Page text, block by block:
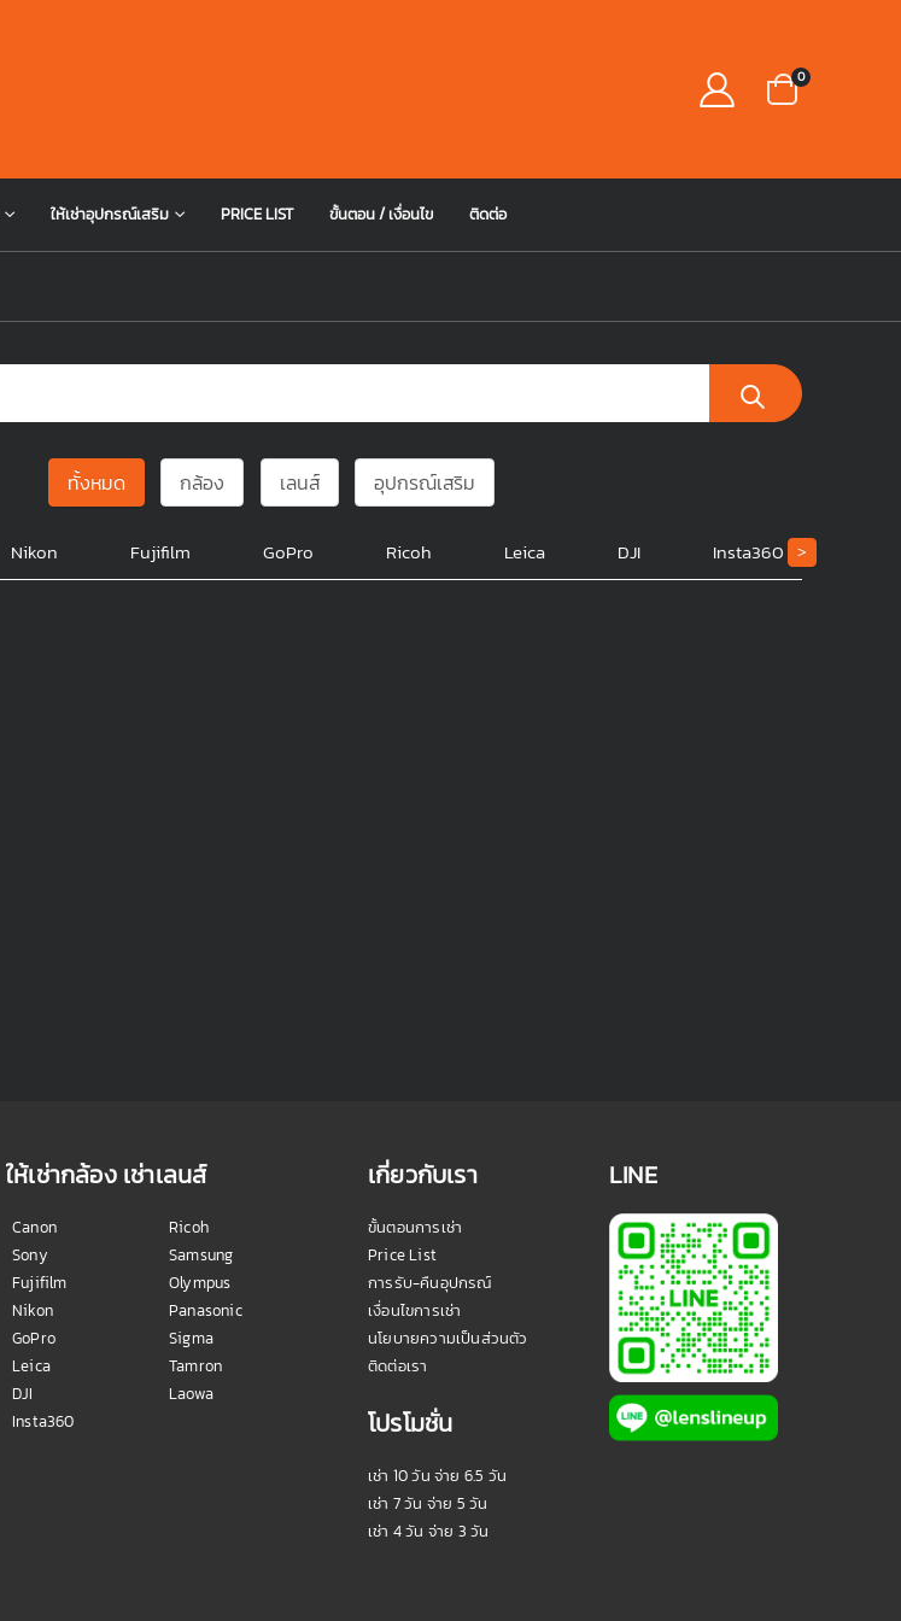
0
ให้เช่าอุปกรณ์เสริม PRICE LIST ขั้นตอน / เงื่อนไข ติดต่อ
ทั้งหมด กล้อง เลนส์ อุปกรณ์เสริม
>
Nikon Fujifilm GoPro Ricoh Leica DJI Insta360
ให้เช่ากล้อง เช่าเลนส์
Canon
Sony
Fujifilm
Nikon
GoPro
Leica
DJI
Insta360
Ricoh
Samsung
Olympus
Panasonic
Sigma
Tamron
Laowa
เกี่ยวกับเรา
ขั้นตอนการเช่า
Price List
การรับ-คืนอุปกรณ์
เงื่อนไขการเช่า
นโยบายความเป็นส่วนตัว
ติดต่อเรา
โปรโมชั่น
เช่า 10 วัน จ่าย 6.5 วัน
เช่า 7 วัน จ่าย 5 วัน
เช่า 4 วัน จ่าย 3 วัน
LINE